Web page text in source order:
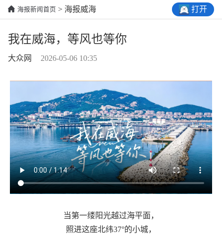
海报新闻首页 > 海报威海 打开
我在威海，等风也等你
大众网 2026-05-06 10:35
当第一缕阳光越过海平面，
照进这座北纬37°的小城，